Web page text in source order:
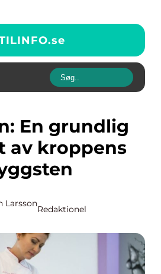
se
av kroppens
Larsson
Redaktionel